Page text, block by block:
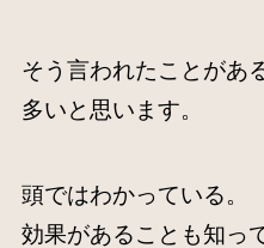
そう言われたことがあ
多いと思います。
頭ではわかっている。
効果があることも知っ